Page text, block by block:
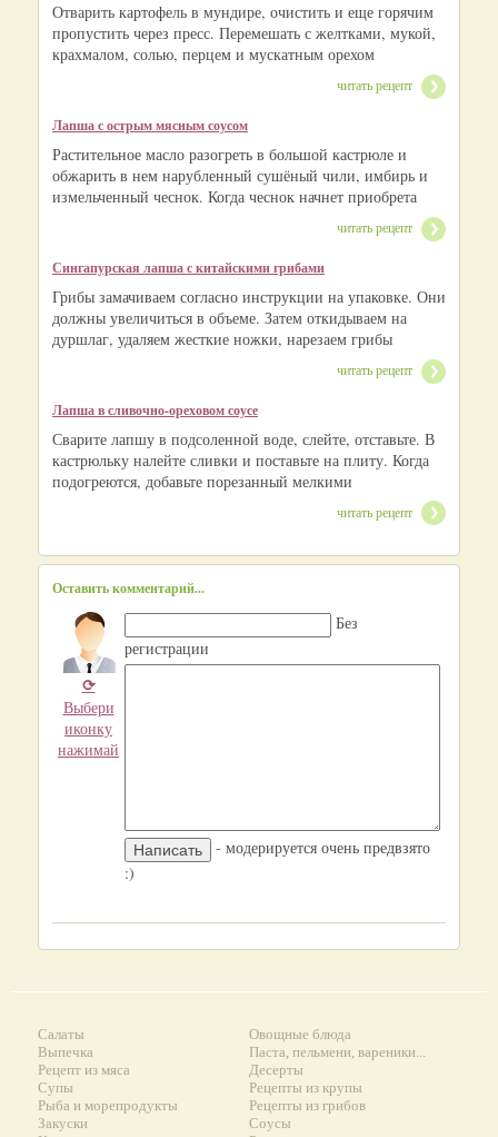
Отварить картофель в мундире, очистить и еще горячим
пропустить через пресс. Перемешать с желтками, мукой,
крахмалом, солью, перцем и мускатным орехом
читать рецепт
Лапша с острым мясным соусом
Растительное масло разогреть в большой кастрюле и
обжарить в нем нарубленный сушёный чили, имбирь и
измельченный чеснок. Когда чеснок начнет приобрета
читать рецепт
Сингапурская лапша с китайскими грибами
Грибы замачиваем согласно инструкции на упаковке. Они
должны увеличиться в объеме. Затем откидываем на
дуршлаг, удаляем жесткие ножки, нарезаем грибы
читать рецепт
Лапша в сливочно-ореховом соусе
Сварите лапшу в подсоленной воде, слейте, отставьте. В
кастрюльку налейте сливки и поставьте на плиту. Когда
подогреются, добавьте порезанный мелкими
читать рецепт
Оставить комментарий...
⟳
Выбери
иконку
нажимай
Без
регистрации
- модерируется очень предвзято
:)
Салаты
Выпечка
Рецепт из мяса
Супы
Рыба и морепродукты
Закуски
Овощные блюда
Паста, пельмени, вареники...
Десерты
Рецепты из крупы
Рецепты из грибов
Соусы